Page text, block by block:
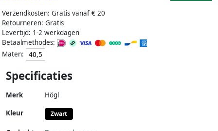
Verzendkosten: Gratis vanaf € 20
Retourneren: Gratis
Levertijd: 1-2 werkdagen
Betaalmethodes:
Maten:
40,5
Specificaties
Merk Högl
Kleur Zwart